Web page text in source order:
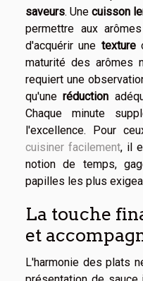
saveurs. Une cuisson
permettre aux
d'acquérir une texture
maturité des
requiert une
qu'uneréduction
Chaque minute
l'excellence. Pour
cuisiner facilement, il
notion de temps,
papilles les plus
La touche
et
L'harmonie des plats